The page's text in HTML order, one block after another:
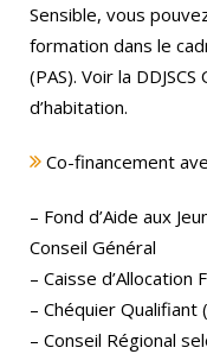
Sensible, vous
formation dans le
(PAS). Voir la
d’habitation.
Co-financement
– Fond d’Aide aux
Conseil Général
– Caisse d’Allocation
– Chéquier Qualifiant
– Conseil Régional